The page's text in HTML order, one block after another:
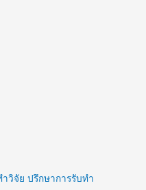
วิจัย ปรึกษาการรับทำ